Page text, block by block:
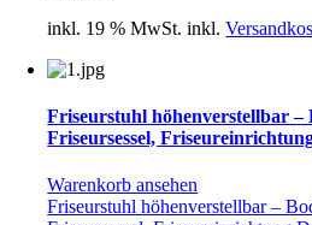
inkl. 19 % MwSt. inkl.
Friseurstuhl höhenverstellbar –
Friseursessel,
Warenkorb ansehen
Friseurstuhl höhenverstellbar –